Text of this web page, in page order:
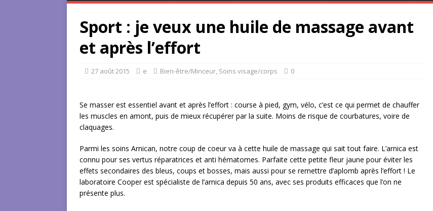
Sport : je veux une huile de massage avant
et après l’effort
27 août 2015 e Bien-être/Minceur, Soins visage/corps 0
Se masser est essentiel avant et après l’effort : course à pied, gym, vélo, c’est ce qui permet de chauffer
les muscles en amont, puis de mieux récupérer par la suite. Moins de risque de courbatures, voire de
claquages.
Parmi les soins Arnican, notre coup de coeur va à cette huile de massage qui sait tout faire. L’arnica est
connu pour ses vertus réparatrices et anti hématomes. Parfaite cette petite fleur jaune pour éviter les
effets secondaires des bleus, coups et bosses, mais aussi pour se remettre d’aplomb après l’effort ! Le
laboratoire Cooper est spécialiste de l’arnica depuis 50 ans, avec ses produits efficaces que l’on ne
présente plus.